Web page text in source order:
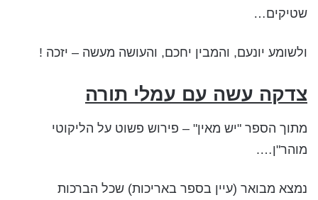
שטיקים…
ולשומע יונעם, והמבין יחכם, והעושה מעשה – יזכה !
צדקה עשה עם עמלי תורה
מתוך הספר "יש מאין" – פירוש פשוט על הליקוטי
מוהר"ן….
נמצא מבואר (עיין בספר באריכות) שכל הברכות